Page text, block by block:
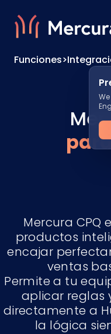
Funciones>
Mercura CPQ
productos
encajar
ventas
Permite a tu
aplicar reglas
directamente a
la lógica